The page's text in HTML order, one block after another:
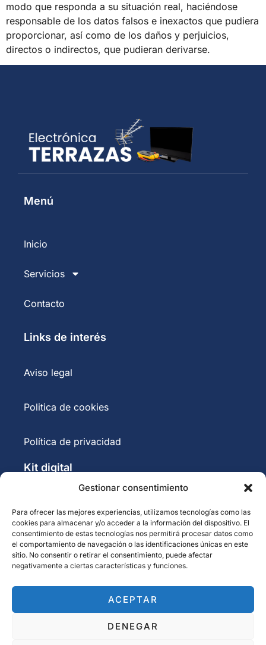
Gestionar consentimiento
Para ofrecer las mejores experiencias, utilizamos tecnologías como las
cookies para almacenar y/o acceder a la información del dispositivo. El
consentimiento de estas tecnologías nos permitirá procesar datos como
el comportamiento de navegación o las identificaciones únicas en este
sitio. No consentir o retirar el consentimiento, puede afectar
negativamente a ciertas características y funciones.
ACEPTAR
DENEGAR
modo que responda a su situación real, haciéndose
responsable de los datos falsos e inexactos que pudiera
proporcionar, así como de los daños y perjuicios,
directos o indirectos, que pudieran derivarse.
Menú
Inicio
Servicios
Contacto
Links de interés
Aviso legal
Politica de cookies
Política de privacidad
Kit digital
Europea – NextGenerationEU